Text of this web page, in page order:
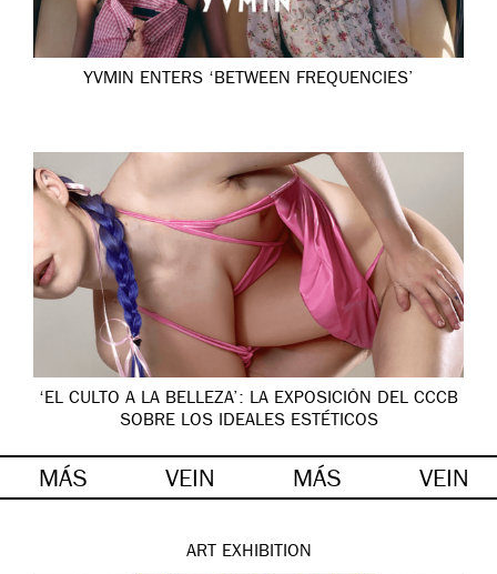
YVMIN ENTERS ‘BETWEEN FREQUENCIES’
‘EL CULTO A LA BELLEZA’: LA EXPOSICIÓN DEL CCCB
SOBRE LOS IDEALES ESTÉTICOS
MÁS VEIN MÁS VEIN
ART EXHIBITION